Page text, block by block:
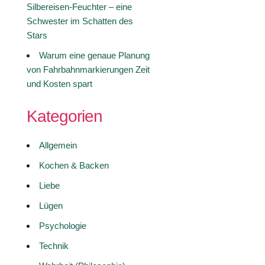
Silbereisen-Feuchter – eine
Schwester im Schatten des
Stars
Warum eine genaue Planung
von Fahrbahnmarkierungen Zeit
und Kosten spart
Kategorien
Allgemein
Kochen & Backen
Liebe
Lügen
Psychologie
Technik